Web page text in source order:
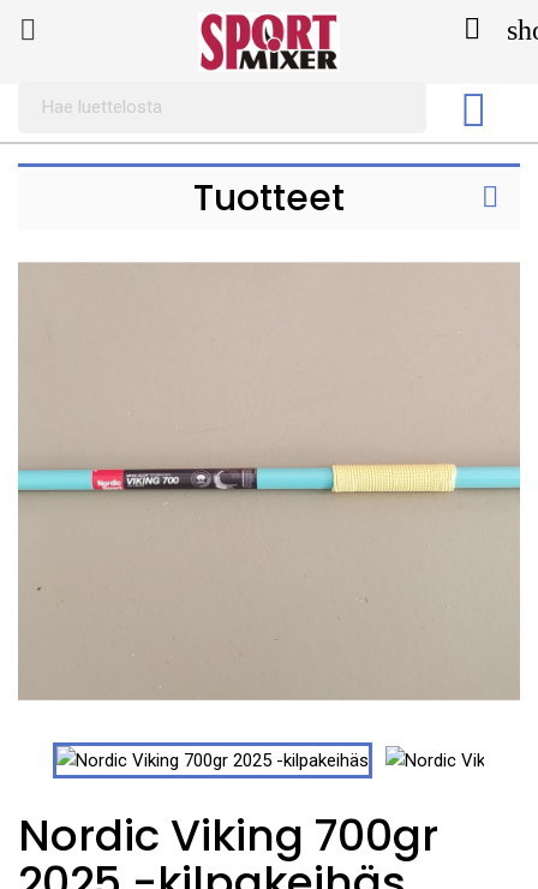
 

Tuotteet 
Nordic Viking 700gr